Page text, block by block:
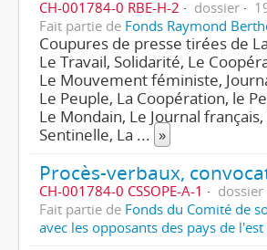
CH-001784-0 RBE-H-2 dossier
Fait partie de Fonds Raymond
Coupures de presse tirées de
Le Travail, Solidarité, Le
Le Mouvement féministe,
Le Peuple, La Coopération, le
Le Mondain, Le Journal
Sentinelle, La ... »
Procès-verbaux,
CH-001784-0 CSSOPE-A-1 dossier
Fait partie de Fonds du Comité de
avec les opposants des pays de l'est